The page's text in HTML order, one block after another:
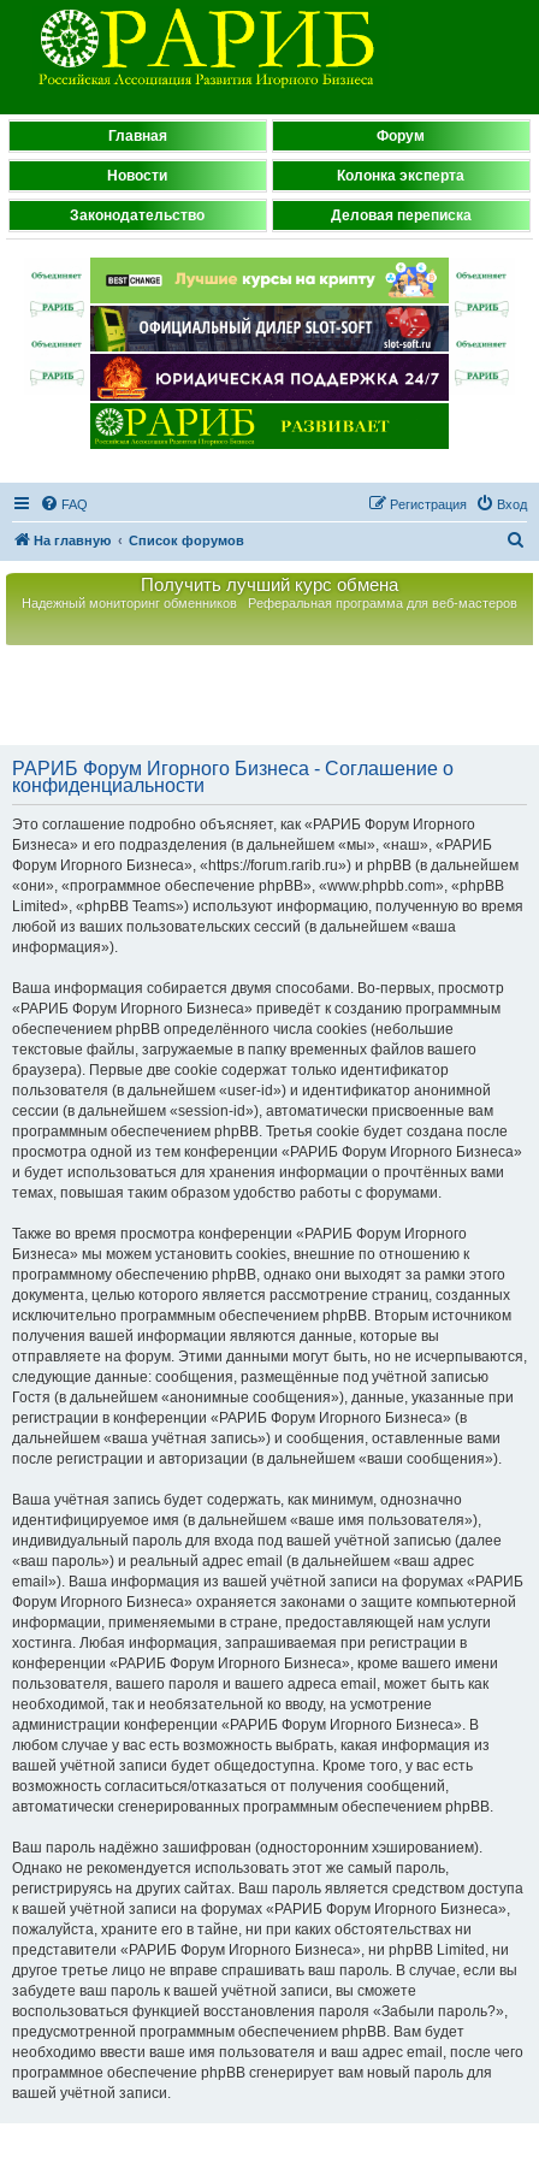
Главная Форум
Новости Колонка эксперта
Законодательство Деловая переписка
FAQ Вход
Регистрация
На главную Список форумов
Получить лучший курс обмена
Надежный мониторинг обменников Реферальная программа для веб-мастеров
РАРИБ Форум Игорного Бизнеса - Соглашение о
конфиденциальности
Это соглашение подробно объясняет, как «РАРИБ Форум Игорного
Бизнеса» и его подразделения (в дальнейшем «мы», «наш», «РАРИБ
Форум Игорного Бизнеса», «https://forum.rarib.ru») и phpBB (в дальнейшем
«они», «программное обеспечение phpBB», «www.phpbb.com», «phpBB
Limited», «phpBB Teams») используют информацию, полученную во время
любой из ваших пользовательских сессий (в дальнейшем «ваша
информация»).
Ваша информация собирается двумя способами. Во-первых, просмотр
«РАРИБ Форум Игорного Бизнеса» приведёт к созданию программным
обеспечением phpBB определённого числа cookies (небольшие
текстовые файлы, загружаемые в папку временных файлов вашего
браузера). Первые две cookie содержат только идентификатор
пользователя (в дальнейшем «user-id») и идентификатор анонимной
сессии (в дальнейшем «session-id»), автоматически присвоенные вам
программным обеспечением phpBB. Третья cookie будет создана после
просмотра одной из тем конференции «РАРИБ Форум Игорного Бизнеса»
и будет использоваться для хранения информации о прочтённых вами
темах, повышая таким образом удобство работы с форумами.
Также во время просмотра конференции «РАРИБ Форум Игорного
Бизнеса» мы можем установить cookies, внешние по отношению к
программному обеспечению phpBB, однако они выходят за рамки этого
документа, целью которого является рассмотрение страниц, созданных
исключительно программным обеспечением phpBB. Вторым источником
получения вашей информации являются данные, которые вы
отправляете на форум. Этими данными могут быть, но не исчерпываются,
следующие данные: сообщения, размещённые под учётной записью
Гостя (в дальнейшем «анонимные сообщения»), данные, указанные при
регистрации в конференции «РАРИБ Форум Игорного Бизнеса» (в
дальнейшем «ваша учётная запись») и сообщения, оставленные вами
после регистрации и авторизации (в дальнейшем «ваши сообщения»).
Ваша учётная запись будет содержать, как минимум, однозначно
идентифицируемое имя (в дальнейшем «ваше имя пользователя»),
индивидуальный пароль для входа под вашей учётной записью (далее
«ваш пароль») и реальный адрес email (в дальнейшем «ваш адрес
email»). Ваша информация из вашей учётной записи на форумах «РАРИБ
Форум Игорного Бизнеса» охраняется законами о защите компьютерной
информации, применяемыми в стране, предоставляющей нам услуги
хостинга. Любая информация, запрашиваемая при регистрации в
конференции «РАРИБ Форум Игорного Бизнеса», кроме вашего имени
пользователя, вашего пароля и вашего адреса email, может быть как
необходимой, так и необязательной ко вводу, на усмотрение
администрации конференции «РАРИБ Форум Игорного Бизнеса». В
любом случае у вас есть возможность выбрать, какая информация из
вашей учётной записи будет общедоступна. Кроме того, у вас есть
возможность согласиться/отказаться от получения сообщений,
автоматически сгенерированных программным обеспечением phpBB.
Ваш пароль надёжно зашифрован (односторонним хэшированием).
Однако не рекомендуется использовать этот же самый пароль,
регистрируясь на других сайтах. Ваш пароль является средством доступа
к вашей учётной записи на форумах «РАРИБ Форум Игорного Бизнеса»,
пожалуйста, храните его в тайне, ни при каких обстоятельствах ни
представители «РАРИБ Форум Игорного Бизнеса», ни phpBB Limited, ни
другое третье лицо не вправе спрашивать ваш пароль. В случае, если вы
забудете ваш пароль к вашей учётной записи, вы сможете
воспользоваться функцией восстановления пароля «Забыли пароль?»,
предусмотренной программным обеспечением phpBB. Вам будет
необходимо ввести ваше имя пользователя и ваш адрес email, после чего
программное обеспечение phpBB сгенерирует вам новый пароль для
вашей учётной записи.